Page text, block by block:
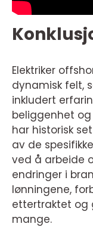
Elektriker
dynamisk felt,
inkludert
beliggenhet og
har historisk
av de
ved å arbeide
endringer i
lønningene,
ettertraktet og
mange.